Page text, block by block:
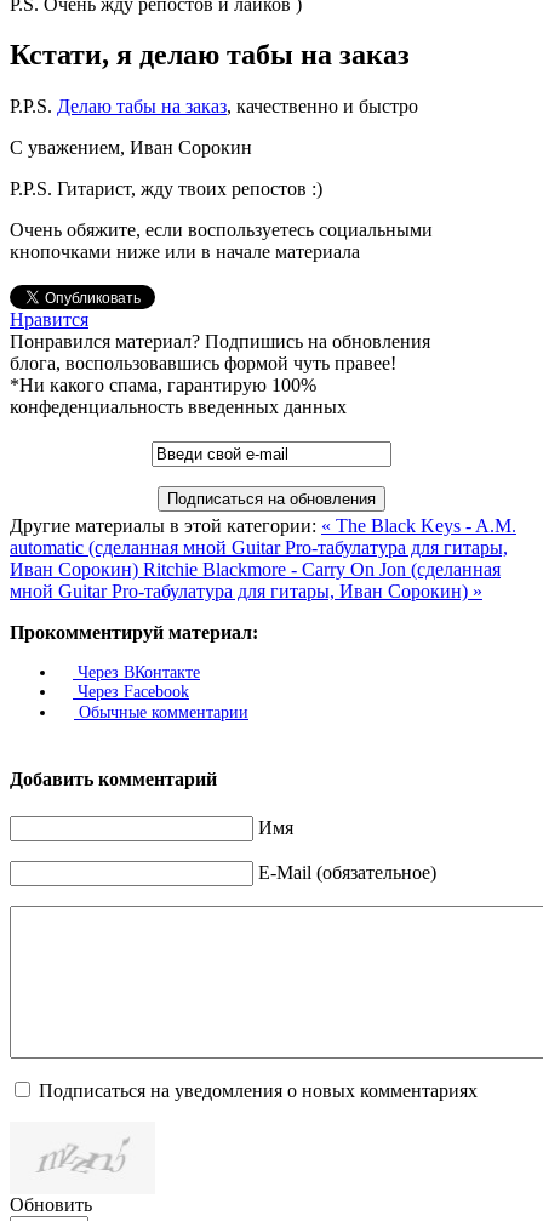
Кстати, я делаю табы на заказ
P.P.S. Делаю табы на заказ, качественно и быстро
С уважением, Иван Сорокин
P.P.S. Гитарист, жду твоих репостов :)
Очень обяжите, если воспользуетесь социальными
кнопочками ниже или в начале материала
Нравится
Понравился материал? Подпишись на обновления
блога, воспользовавшись формой чуть правее!
*Ни какого спама, гарантирую 100%
конфеденциальность введенных данных
Другие материалы в этой категории: « The Black Keys - A.M.
automatic (сделанная мной Guitar Pro-табулатура для гитары,
Иван Сорокин) Ritchie Blackmore - Carry On Jon (сделанная
мной Guitar Pro-табулатура для гитары, Иван Сорокин) »
Прокомментируй материал:
Через ВКонтакте
Через Facebook
Обычные комментарии
Добавить комментарий
Имя
E-Mail (обязательное)
Подписаться на уведомления о новых комментариях
Обновить